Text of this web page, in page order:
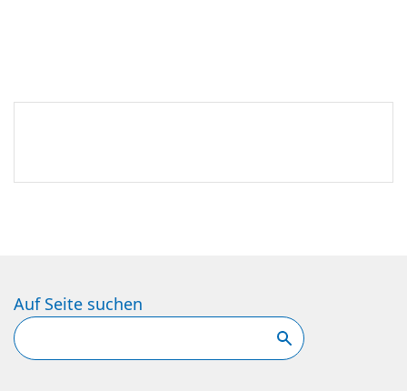
Auf Seite suchen
Suchen